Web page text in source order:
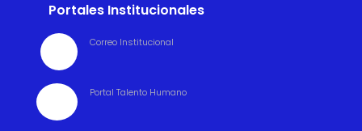
Portales Institucionales
Correo Institucional
Portal Talento Humano